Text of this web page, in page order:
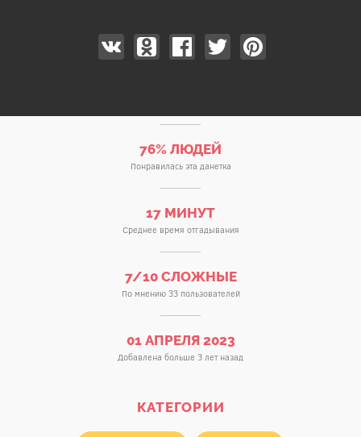
76% ЛЮДЕЙ
Понравилась эта данетка
17 МИНУТ
Среднее время отгадывания
7/10 СЛОЖНЫЕ
По мнению 33 пользователей
01 АПРЕЛЯ 2023
Добавлена больше 3 лет назад
КАТЕГОРИИ